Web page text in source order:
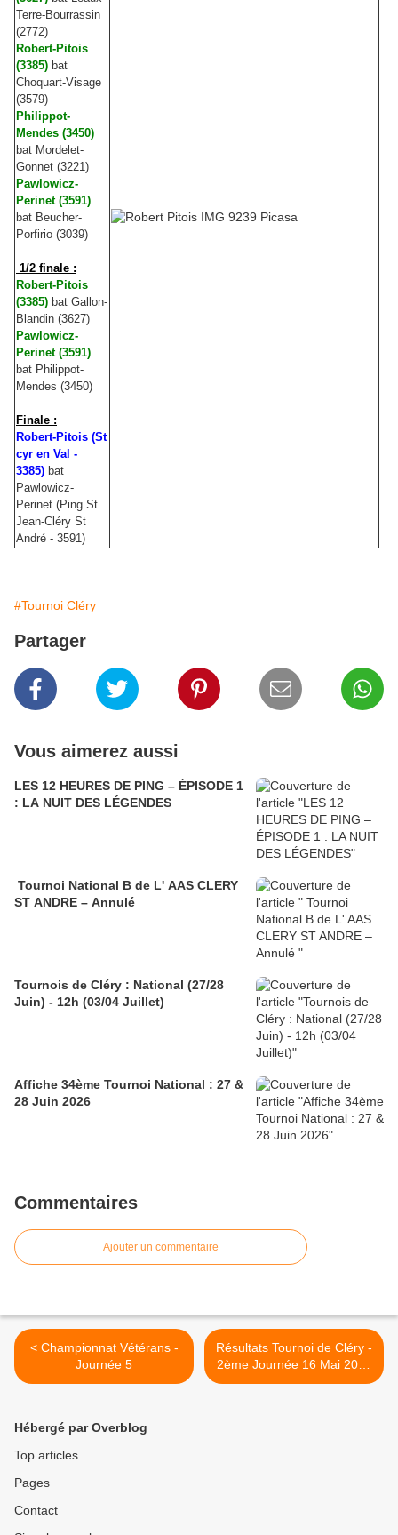
Terre-Bourrassin
(2772)
Robert-Pitois
(3385) bat
Choquart-Visage
(3579)
Philippot-
Mendes (3450)
bat Mordelet-
Gonnet (3221)
Pawlowicz-
Perinet (3591)
bat Beucher-
Porfirio (3039)
1/2 finale :
Robert-Pitois
(3385) bat Gallon-
Blandin (3627)
Pawlowicz-
Perinet (3591)
bat Philippot-
Mendes (3450)
Finale :
Robert-Pitois (St
cyr en Val -
3385) bat
Pawlowicz-
Perinet (Ping St
Jean-Cléry St
André - 3591)
#Tournoi Cléry
Partager
Vous aimerez aussi
LES 12 HEURES DE PING – ÉPISODE 1
: LA NUIT DES LÉGENDES
Tournoi National B de L' AAS CLERY
ST ANDRE – Annulé
Tournois de Cléry : National (27/28
Juin) - 12h (03/04 Juillet)
Affiche 34ème Tournoi National : 27 &
28 Juin 2026
Commentaires
Ajouter un commentaire
< Championnat Vétérans -
Journée 5
Résultats Tournoi de Cléry -
2ème Journée 16 Mai 2010
>
Hébergé par Overblog
Top articles
Pages
Contact